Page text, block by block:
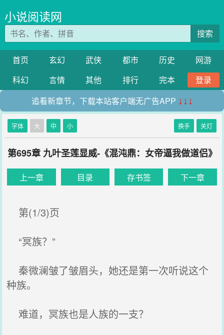
小说阅读网
搜索
首页 玄幻 武侠 都市 历史
网游
科幻
言情 其他 排行 完本
登录
追看新章节，下载本站客户端无广告APP ↓↓↓
字体 大 中 小 换手 关灯
第695章 九叶圣莲显威-《混沌鼎：女帝逼我做道侣》
上一章 目录 存书签 下一章
第(1/3)页
“冥族？”
秦微澜皱了皱眉头，她还是第一次听说这个
种族。
难道，冥族也是人族的一支？